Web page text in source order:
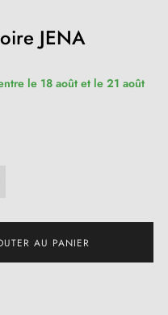
JENA
le 18 août et le 21 août
AU PANIER